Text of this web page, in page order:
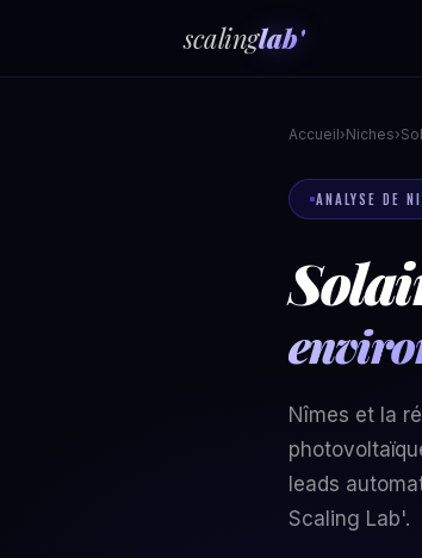
scalinglab'
Accueil›Niches›
ANALYSE DE
Nîmes et la
leads
Scaling Lab'.